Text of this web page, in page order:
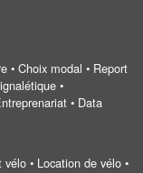
• Choix modal • Report
•
• Data
• Location de vélo •